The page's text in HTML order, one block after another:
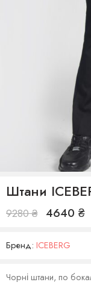
Штани
9280₴ 4640 ₴
Бренд: ICEBERG
Чорні штани, по